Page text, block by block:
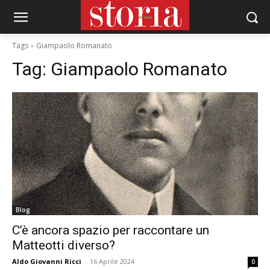
Tags Giampaolo Romanato
Tag: Giampaolo Romanato
Blog
C’è ancora spazio per raccontare un
Matteotti diverso?
Aldo Giovanni Ricci - 16 Aprile 2024 0